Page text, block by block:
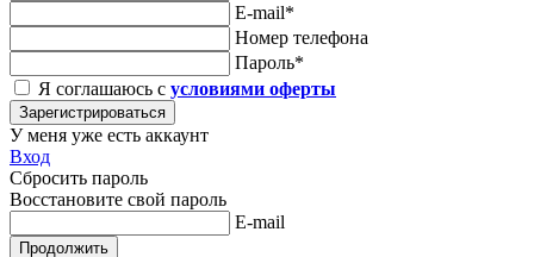
E-mail*
Номер телефона
Пароль*
Я соглашаюсь с условиями оферты
Зарегистрироваться
У меня уже есть аккаунт
Вход
Сбросить пароль
Восстановите свой пароль
E-mail
Продолжить